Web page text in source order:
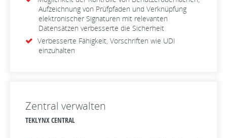
Aufzeichnung von Prüfpfaden und Verknüpfung
elektronischer Signaturen mit relevanten
Datensätzen verbesserte die Sicherheit
Verbesserte Fähigkeit, Vorschriften wie UDI
einzuhalten
Zentral verwalten
TEKLYNX CENTRAL